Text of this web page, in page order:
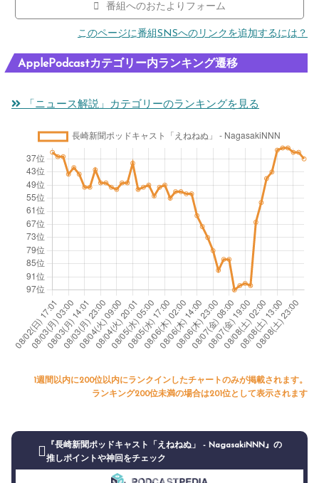
番組へのおたよりフォーム
このページに番組SNSへのリンクを追加するには？
ApplePodcastカテゴリー内ランキング遷移
「ニュース解説」カテゴリーのランキングを見る
1週間以内に200位以内にランクインしたチャートのみが掲載されます。
ランキング200位未満の場合は201位として表示されます
『長崎新聞ポッドキャスト「えねねぬ」 - NagasakiNNN』の
推しポイントや神回をチェック